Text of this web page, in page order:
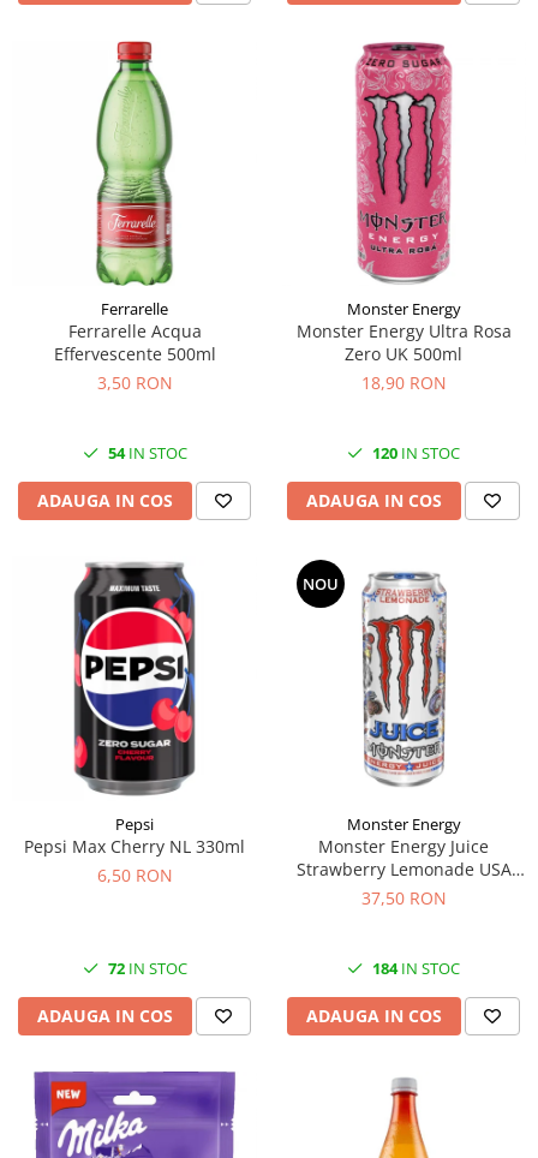
Ferrarelle
Ferrarelle Acqua
Effervescente 500ml
3,50 RON
54IN STOC
ADAUGA IN COS
Monster Energy
Monster Energy Ultra Rosa
Zero UK 500ml
18,90 RON
120 IN STOC
ADAUGA IN COS
Pepsi
Pepsi Max Cherry NL 330ml
6,50 RON
72IN STOC
ADAUGA IN COS
NOU
Monster Energy
Monster Energy Juice
Strawberry Lemonade USA
473ml
37,50 RON
184IN STOC
ADAUGA IN COS